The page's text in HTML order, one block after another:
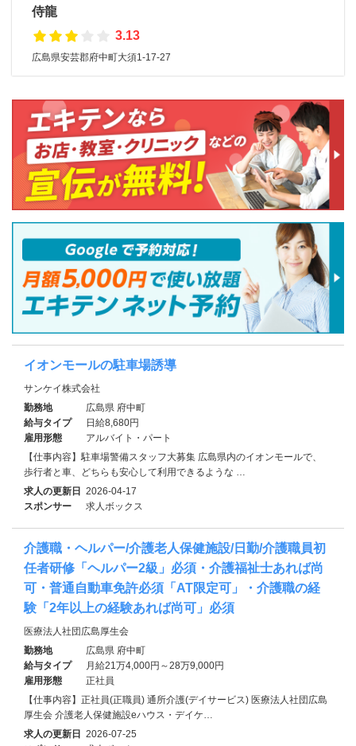
侍龍
3.13
広島県安芸郡府中町大須1-17-27
イオンモールの駐車場誘導
サンケイ株式会社
勤務地
広島県 府中町
給与タイプ
日給8,680円
雇用形態
アルバイト・パート
【仕事内容】駐車場警備スタッフ大募集 広島県内のイオンモールで、
歩行者と車、どちらも安心して利用できるような …
求人の更新日 2026-04-17
スポンサー
求人ボックス
介護職・ヘルパー/介護老人保健施設/日勤/介護職員初
任者研修「ヘルパー2級」必須・介護福祉士あれば尚
可・普通自動車免許必須「AT限定可」・介護職の経
験「2年以上の経験あれば尚可」必須
医療法人社団広島厚生会
勤務地
広島県 府中町
給与タイプ
月給21万4,000円～28万9,000円
雇用形態
正社員
【仕事内容】正社員(正職員) 通所介護(デイサービス) 医療法人社団広島
厚生会 介護老人保健施設eハウス・デイケ…
求人の更新日 2026-07-25